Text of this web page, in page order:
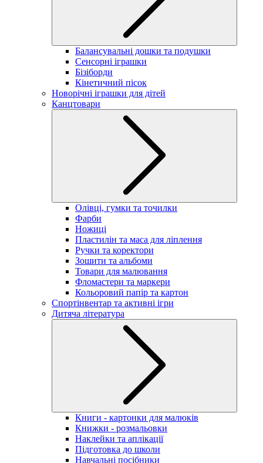
Балансувальні дошки та подушки
Сенсорні іграшки
Бізіборди
Кінетичний пісок
Новорічні іграшки для дітей
Канцтовари
Олівці, гумки та точилки
Фарби
Ножиці
Пластилін та маса для ліплення
Ручки та коректори
Зошити та альбоми
Товари для малювання
Фломастери та маркери
Кольоровий папір та картон
Спортінвентар та активні ігри
Дитяча література
Книги - картонки для малюків
Книжки - розмальовки
Наклейки та аплікації
Підготовка до школи
Навчальні посібники